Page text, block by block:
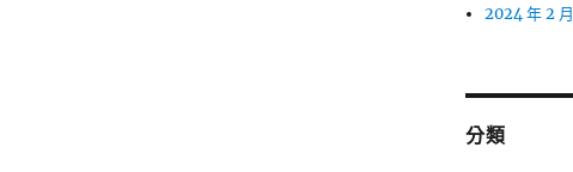
2024 年 2 月
分類